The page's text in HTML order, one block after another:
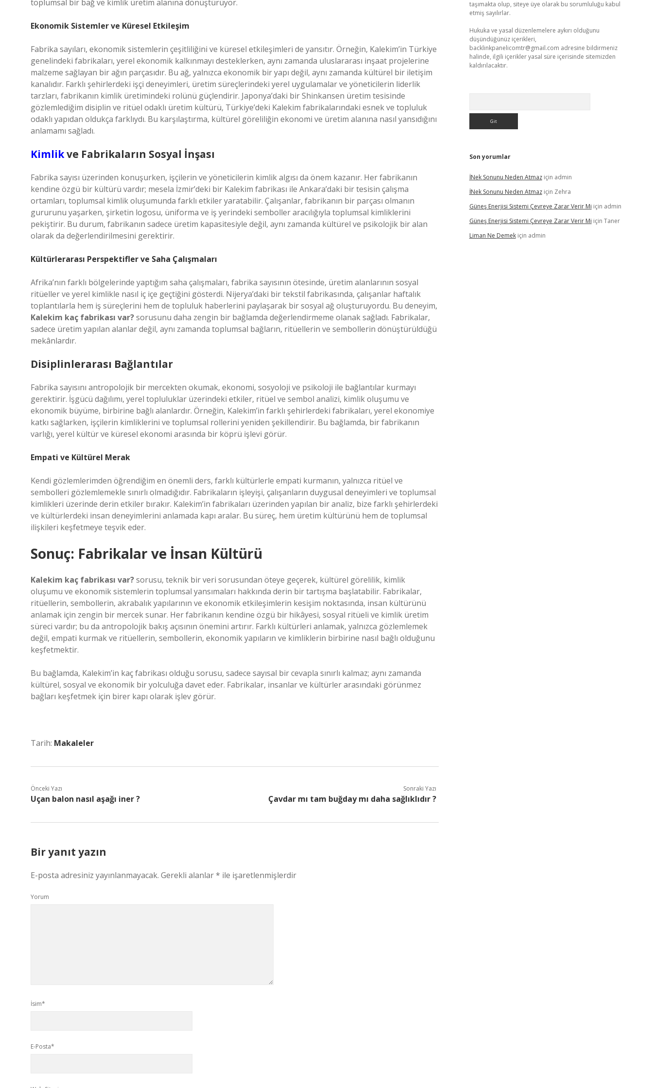
toplumsal bir bağ ve kimlik üretim alanına dönüştürüyor.
Ekonomik Sistemler ve Küresel Etkileşim
Fabrika sayıları, ekonomik sistemlerin çeşitliliğini ve küresel etkileşimleri de yansıtır. Örneğin, Kalekim’in Türkiye
genelindeki fabrikaları, yerel ekonomik kalkınmayı desteklerken, aynı zamanda uluslararası inşaat projelerine
malzeme sağlayan bir ağın parçasıdır. Bu ağ, yalnızca ekonomik bir yapı değil, aynı zamanda kültürel bir iletişim
kanalıdır. Farklı şehirlerdeki işçi deneyimleri, üretim süreçlerindeki yerel uygulamalar ve yöneticilerin liderlik
tarzları, fabrikanın kimlik üretimindeki rolünü güçlendirir. Japonya’daki bir Shinkansen üretim tesisinde
gözlemlediğim disiplin ve ritüel odaklı üretim kültürü, Türkiye’deki Kalekim fabrikalarındaki esnek ve topluluk
odaklı yapıdan oldukça farklıydı. Bu karşılaştırma, kültürel göreliliğin ekonomi ve üretim alanına nasıl yansıdığını
anlamamı sağladı.
Kimlikve Fabrikaların Sosyal İnşası
Fabrika sayısı üzerinden konuşurken, işçilerin ve yöneticilerin kimlik algısı da önem kazanır. Her fabrikanın
kendine özgü bir kültürü vardır; mesela İzmir’deki bir Kalekim fabrikası ile Ankara’daki bir tesisin çalışma
ortamları, toplumsal kimlik oluşumunda farklı etkiler yaratabilir. Çalışanlar, fabrikanın bir parçası olmanın
gururunu yaşarken, şirketin logosu, üniforma ve iş yerindeki semboller aracılığıyla toplumsal kimliklerini
pekiştirir. Bu durum, fabrikanın sadece üretim kapasitesiyle değil, aynı zamanda kültürel ve psikolojik bir alan
olarak da değerlendirilmesini gerektirir.
Kültürlerarası Perspektifler ve Saha Çalışmaları
Afrika’nın farklı bölgelerinde yaptığım saha çalışmaları, fabrika sayısının ötesinde, üretim alanlarının sosyal
ritüeller ve yerel kimlikle nasıl iç içe geçtiğini gösterdi. Nijerya’daki bir tekstil fabrikasında, çalışanlar haftalık
toplantılarla hem iş süreçlerini hem de topluluk haberlerini paylaşarak bir sosyal ağ oluşturuyordu. Bu deneyim,
Kalekim kaç fabrikası var?sorusunu daha zengin bir bağlamda değerlendirmeme olanak sağladı. Fabrikalar,
sadece üretim yapılan alanlar değil, aynı zamanda toplumsal bağların, ritüellerin ve sembollerin dönüştürüldüğü
mekânlardır.
Disiplinlerarası Bağlantılar
Fabrika sayısını antropolojik bir mercekten okumak, ekonomi, sosyoloji ve psikoloji ile bağlantılar kurmayı
gerektirir. İşgücü dağılımı, yerel topluluklar üzerindeki etkiler, ritüel ve sembol analizi, kimlik oluşumu ve
ekonomik büyüme, birbirine bağlı alanlardır. Örneğin, Kalekim’in farklı şehirlerdeki fabrikaları, yerel ekonomiye
katkı sağlarken, işçilerin kimliklerini ve toplumsal rollerini yeniden şekillendirir. Bu bağlamda, bir fabrikanın
varlığı, yerel kültür ve küresel ekonomi arasında bir köprü işlevi görür.
Empati ve Kültürel Merak
Kendi gözlemlerimden öğrendiğim en önemli ders, farklı kültürlerle empati kurmanın, yalnızca ritüel ve
sembolleri gözlemlemekle sınırlı olmadığıdır. Fabrikaların işleyişi, çalışanların duygusal deneyimleri ve toplumsal
kimlikleri üzerinde derin etkiler bırakır. Kalekim’in fabrikaları üzerinden yapılan bir analiz, bize farklı şehirlerdeki
ve kültürlerdeki insan deneyimlerini anlamada kapı aralar. Bu süreç, hem üretim kültürünü hem de toplumsal
ilişkileri keşfetmeye teşvik eder.
Sonuç: Fabrikalar ve İnsan Kültürü
Kalekim kaç fabrikası var?sorusu, teknik bir veri sorusundan öteye geçerek, kültürel görelilik, kimlik
oluşumu ve ekonomik sistemlerin toplumsal yansımaları hakkında derin bir tartışma başlatabilir. Fabrikalar,
ritüellerin, sembollerin, akrabalık yapılarının ve ekonomik etkileşimlerin kesişim noktasında, insan kültürünü
anlamak için zengin bir mercek sunar. Her fabrikanın kendine özgü bir hikâyesi, sosyal ritüeli ve kimlik üretim
süreci vardır; bu da antropolojik bakış açısının önemini artırır. Farklı kültürleri anlamak, yalnızca gözlemlemek
değil, empati kurmak ve ritüellerin, sembollerin, ekonomik yapıların ve kimliklerin birbirine nasıl bağlı olduğunu
keşfetmektir.
Bu bağlamda, Kalekim’in kaç fabrikası olduğu sorusu, sadece sayısal bir cevapla sınırlı kalmaz; aynı zamanda
kültürel, sosyal ve ekonomik bir yolculuğa davet eder. Fabrikalar, insanlar ve kültürler arasındaki görünmez
bağları keşfetmek için birer kapı olarak işlev görür.
Tarih: Makaleler
Önceki Yazı
Uçan balon nasıl aşağı iner ?
Sonraki Yazı
Çavdar mı tam buğday mı daha sağlıklıdır ?
Bir yanıt yazın
E-posta adresiniz yayınlanmayacak. Gerekli alanlar* ile işaretlenmişlerdir
Yorum
İsim*
E-Posta*
taşımakta olup, siteye üye olarak bu sorumluluğu kabul
etmiş sayılırlar.
Hukuka ve yasal düzenlemelere aykırı olduğunu
düşündüğünüz içerikleri,
backlinkpanelicomtr@gmail.com adresine bildirmeniz
halinde, ilgili içerikler yasal süre içerisinde sitemizden
kaldırılacaktır.
Son yorumlar
İNek Sonunu Neden Atmaziçin admin
İNek Sonunu Neden Atmaziçin Zehra
Güneş Enerjisi Sistemi Çevreye Zarar Verir Mi için admin
Güneş Enerjisi Sistemi Çevreye Zarar Verir Mi için Taner
Liman Ne Demekiçin admin